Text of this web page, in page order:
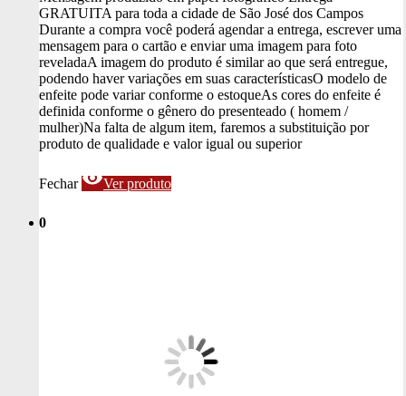
GRATUITA para toda a cidade de São José dos Campos
Durante a compra você poderá agendar a entrega, escrever uma
mensagem para o cartão e enviar uma imagem para foto
reveladaA imagem do produto é similar ao que será entregue,
podendo haver variações em suas característicasO modelo de
enfeite pode variar conforme o estoqueAs cores do enfeite é
definida conforme o gênero do presenteado ( homem /
mulher)Na falta de algum item, faremos a substituição por
produto de qualidade e valor igual ou superior
Fechar visibilityVer produto
0